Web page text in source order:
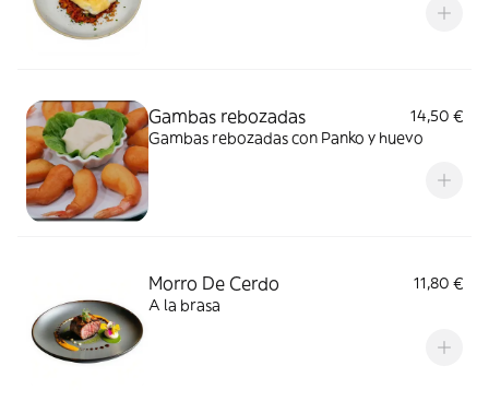
Gambas rebozadas
14,50 €
Gambas rebozadas con Panko y huevo
Morro De Cerdo
11,80 €
A la brasa